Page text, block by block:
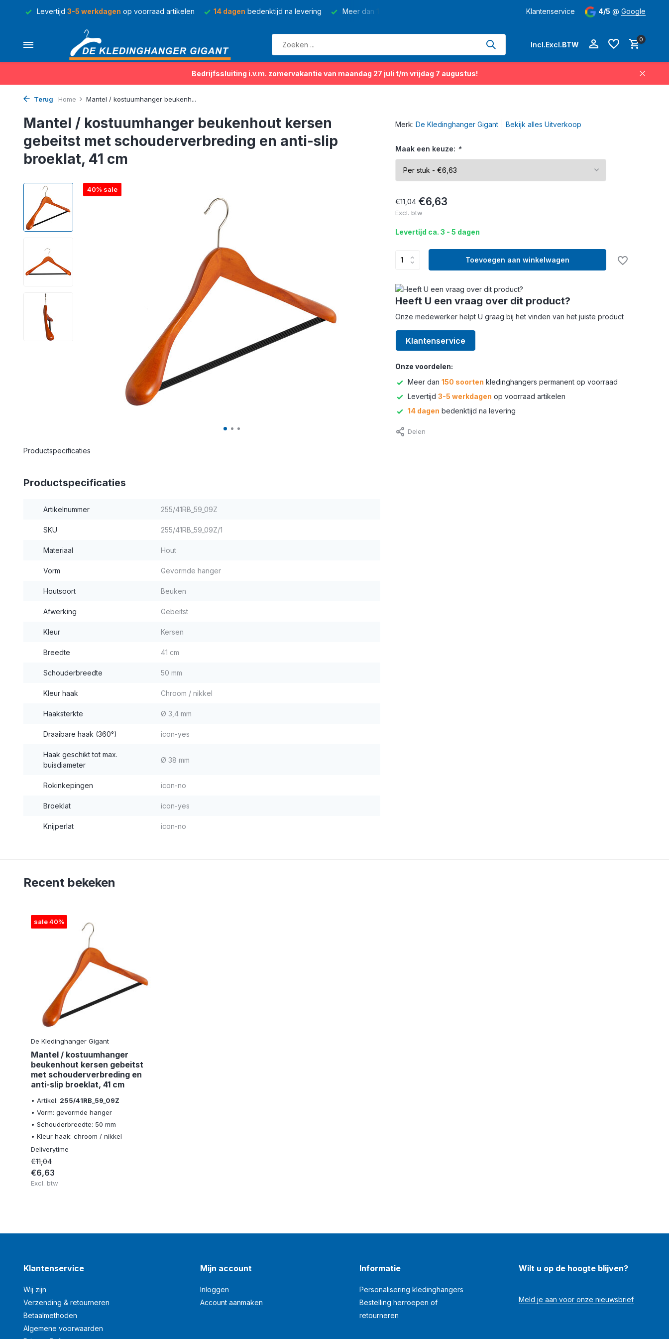
Levertijd 3-5 werkdagen op voorraad artikelen 14 dagen bedenktijd na levering Meer dan kledinghangers permanent op voorraad Levertijd3-5 werkdagen
Klantenservice 4/5 @ Google
Incl.Excl.BTW
0
Bedrijfssluiting i.v.m. zomervakantie van maandag 27 juli t/m vrijdag 7 augustus!
Terug Home Mantel / kostuumhanger beukenh...
Mantel / kostuumhanger beukenhout kersen
gebeitst met schouderverbreding en anti-slip
broeklat, 41 cm
40% sale
Productspecificaties
Productspecificaties
Artikelnummer 255/41RB_59_09Z
SKU 255/41RB_59_09Z/1
Materiaal Hout
Vorm Gevormde hanger
Houtsoort Beuken
Afwerking Gebeitst
Kleur Kersen
Breedte 41 cm
Schouderbreedte 50 mm
Kleur haak Chroom / nikkel
Haaksterkte Ø 3,4 mm
Draaibare haak (360°) icon-yes
Haak geschikt tot max.
buisdiameter
Ø 38 mm
Rokinkepingen icon-no
Broeklat icon-yes
Knijperlat icon-no
Merk: De Kledinghanger Gigant Bekijk alles Uitverkoop
Maak een keuze: *
€11,04 €6,63
Excl. btw
Levertijd ca. 3 - 5 dagen
Toevoegen aan winkelwagen
Heeft U een vraag over dit product?
Onze medewerker helpt U graag bij het vinden van het juiste product
Klantenservice
Onze voordelen:
Meer dan 150 soorten kledinghangers permanent op voorraad
Levertijd 3-5 werkdagen op voorraad artikelen
14 dagen bedenktijd na levering
Delen
Recent bekeken
sale 40%
De Kledinghanger Gigant
Mantel / kostuumhanger
beukenhout kersen gebeitst
met schouderverbreding en
anti-slip broeklat, 41 cm
• Artikel: 255/41RB_59_09Z
• Vorm: gevormde hanger
• Schouderbreedte: 50 mm
• Kleur haak: chroom / nikkel
Deliverytime
€11,04
€6,63
Excl. btw
Klantenservice
Wij zijn
Verzending & retourneren
Betaalmethoden
Algemene voorwaarden
Mijn account
Inloggen
Account aanmaken
Informatie
Personalisering kledinghangers
Bestelling herroepen of
retourneren
Wilt u op de hoogte blijven?
Meld je aan voor onze nieuwsbrief